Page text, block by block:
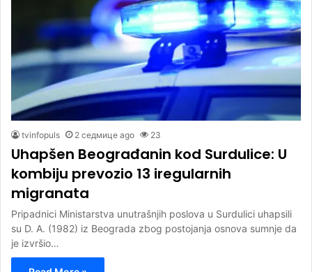
tvinfopuls 2 седмице ago 23
Uhapšen Beograđanin kod Surdulice: U
kombiju prevozio 13 iregularnih
migranata
Pripadnici Ministarstva unutrašnjih poslova u Surdulici uhapsili
su D. A. (1982) iz Beograda zbog postojanja osnova sumnje da
je izvršio…